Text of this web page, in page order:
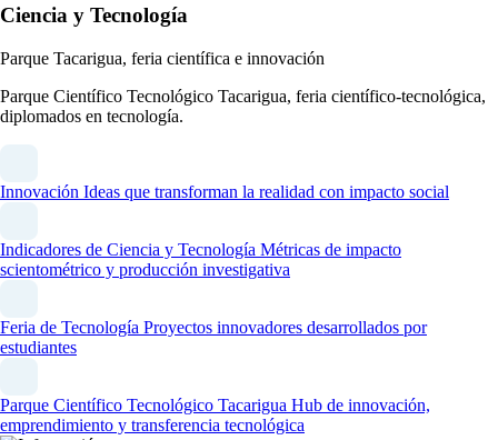
Ciencia y Tecnología
Parque Tacarigua, feria científica e innovación
Parque Científico Tecnológico Tacarigua, feria científico-tecnológica,
diplomados en tecnología.
Innovación Ideas que transforman la realidad con impacto social
Indicadores de Ciencia y Tecnología Métricas de impacto
scientométrico y producción investigativa
Feria de Tecnología Proyectos innovadores desarrollados por
estudiantes
Parque Científico Tecnológico Tacarigua Hub de innovación,
emprendimiento y transferencia tecnológica